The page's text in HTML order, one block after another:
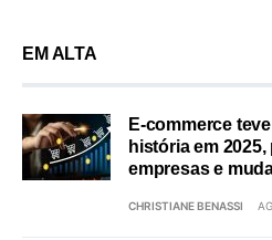
EM ALTA
E-commerce
história em 2025,
empresas e
CHRISTIANE BENASSI